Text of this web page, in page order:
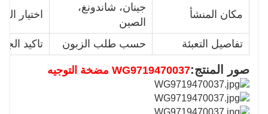
مكان المنشأ
جينان، شاندونغ،
الصين
اختيار
تفاصيل التعبئة حسب طلب الزبون تاكيد
صور المنتج:WG9719470037 مضخة التوجيه